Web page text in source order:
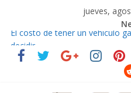
jueves,
El costo de tener un vehículo
decidir
Ultima película ‘Spider‑Man: